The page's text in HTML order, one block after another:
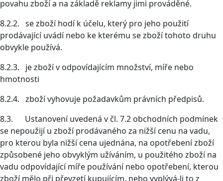
povahu zboží a na základě reklamy jimi prováděné.
8.2.2. se zboží hodí k účelu, který pro jeho použití
prodávající uvádí nebo ke kterému se zboží tohoto druhu
obvykle používá.
8.2.3. je zboží v odpovídajícím množství, míře nebo
hmotnosti
8.2.4. zboží vyhovuje požadavkům právních předpisů.
8.3. Ustanovení uvedená v čl. 7.2 obchodních podmínek
se nepoužijí u zboží prodávaného za nižší cenu na vadu,
pro kterou byla nižší cena ujednána, na opotřebení zboží
způsobené jeho obvyklým užíváním, u použitého zboží na
vadu odpovídající míře používání nebo opotřebení, kterou
zboží mělo při převzetí kupujícím, nebo vyplývá-li to z